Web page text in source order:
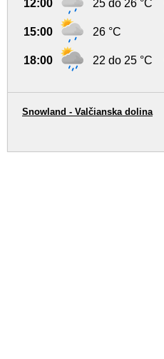
12:00 25 do 26 °C
15:00 26 °C
18:00 22 do 25 °C
Snowland - Valčianska dolina